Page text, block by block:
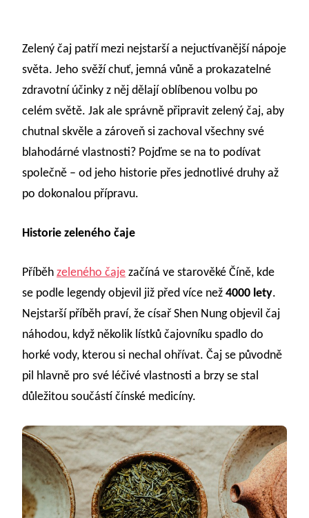
Zelený čaj patří mezi nejstarší a nejuctívanější nápoje
světa. Jeho svěží chuť, jemná vůně a prokazatelné
zdravotní účinky z něj dělají oblíbenou volbu po
celém světě. Jak ale správně připravit zelený čaj, aby
chutnal skvěle a zároveň si zachoval všechny své
blahodárné vlastnosti? Pojďme se na to podívat
společně – od jeho historie přes jednotlivé druhy až
po dokonalou přípravu.
Historie zeleného čaje
Příběh zeleného čaje začíná ve starověké Číně, kde
se podle legendy objevil již před více než 4000 lety.
Nejstarší příběh praví, že císař Shen Nung objevil čaj
náhodou, když několik lístků čajovníku spadlo do
horké vody, kterou si nechal ohřívat. Čaj se původně
pil hlavně pro své léčivé vlastnosti a brzy se stal
důležitou součástí čínské medicíny.